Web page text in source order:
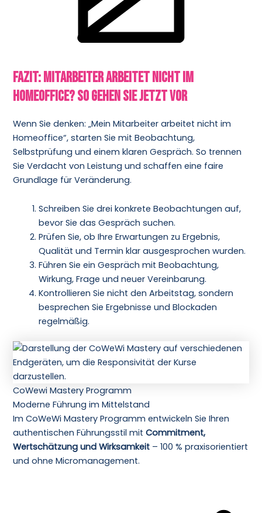
Fazit: Mitarbeiter arbeitet nicht im
Homeoffice? So gehen Sie jetzt vor
Wenn Sie denken: „Mein Mitarbeiter arbeitet nicht im
Homeoffice“, starten Sie mit Beobachtung,
Selbstprüfung und einem klaren Gespräch. So trennen
Sie Verdacht von Leistung und schaffen eine faire
Grundlage für Veränderung.
Schreiben Sie drei konkrete Beobachtungen auf,
bevor Sie das Gespräch suchen.
Prüfen Sie, ob Ihre Erwartungen zu Ergebnis,
Qualität und Termin klar ausgesprochen wurden.
Führen Sie ein Gespräch mit Beobachtung,
Wirkung, Frage und neuer Vereinbarung.
Kontrollieren Sie nicht den Arbeitstag, sondern
besprechen Sie Ergebnisse und Blockaden
regelmäßig.
CoWewi Mastery Programm
Moderne Führung im Mittelstand
Im CoWeWi Mastery Programm entwickeln Sie Ihren
authentischen Führungsstil mitCommitment,
Wertschätzung und Wirksamkeit – 100 % praxisorientiert
und ohne Micromanagement.